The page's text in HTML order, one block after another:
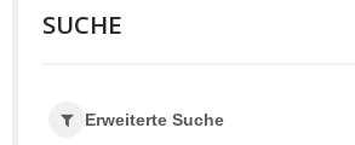
SUCHE
Erweiterte Suche